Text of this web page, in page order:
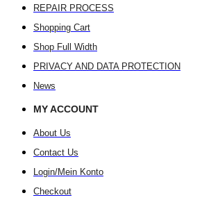
REPAIR PROCESS
Shopping Cart
Shop Full Width
PRIVACY AND DATA PROTECTION
News
MY ACCOUNT
About Us
Contact Us
Login/Mein Konto
Checkout